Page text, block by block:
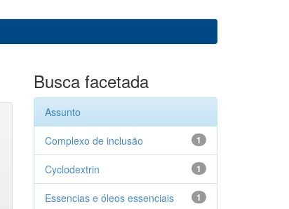
Busca facetada
Assunto
1
Complexo de inclusão
1
Cyclodextrin
1
Essencias e óleos essenciais